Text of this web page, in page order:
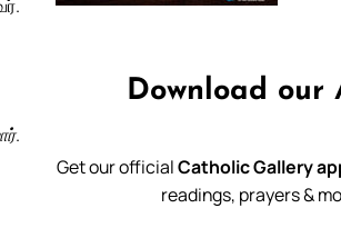
Download our
Get our officialCatholic Gallery
readings, prayers &